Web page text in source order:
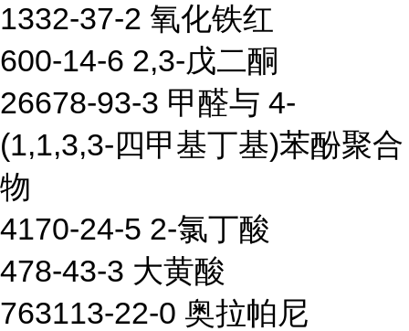
1332-37-2 氧化铁红
600-14-6 2,3-戊二酮
26678-93-3 甲醛与 4-
(1,1,3,3-四甲基丁基)苯酚聚合
物
4170-24-5 2-氯丁酸
478-43-3 大黄酸
763113-22-0 奥拉帕尼